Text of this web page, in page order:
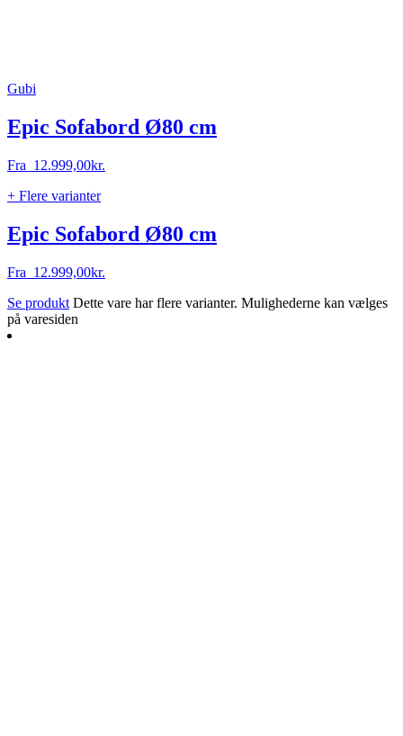
Gubi
Epic Sofabord Ø80 cm
Fra 12.999,00kr.
+ Flere varianter
Epic Sofabord Ø80 cm
Fra 12.999,00kr.
Se produkt Dette vare har flere varianter. Mulighederne kan vælges
på varesiden